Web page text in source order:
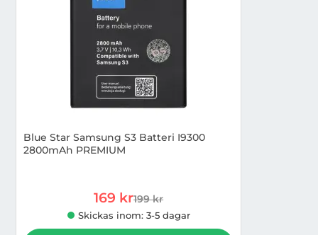
Blue Star Samsung S3 Batteri I9300
2800mAh PREMIUM
rea pris
169 krtidigare pris
199 kr
Skickas inom: 3-5 dagar